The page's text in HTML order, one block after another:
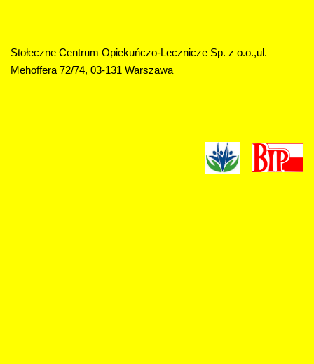
Stołeczne Centrum Opiekuńczo-Lecznicze Sp. z o.o.,ul.
Mehoffera 72/74, 03-131 Warszawa